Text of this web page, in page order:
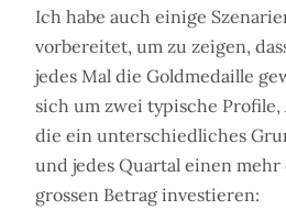
Ich habe auch einige
vorbereitet, um zu zeigen,
jedes Mal die Goldmedaille
sich um zwei typische
die ein unterschiedliches
und jedes Quartal einen
grossen Betrag investieren: